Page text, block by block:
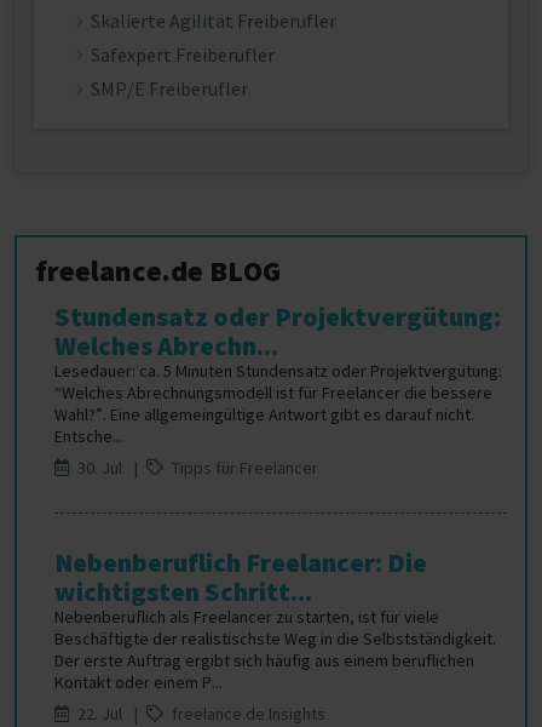
Skalierte Agilität Freiberufler
Safexpert Freiberufler
SMP/E Freiberufler
freelance.de BLOG
Stundensatz oder Projektvergütung:
Welches Abrechn...
Lesedauer: ca. 5 Minuten Stundensatz oder Projektvergütung:
“Welches Abrechnungsmodell ist für Freelancer die bessere
Wahl?”. Eine allgemeingültige Antwort gibt es darauf nicht.
Entsche...
30. Jul |
Tipps für Freelancer
Nebenberuflich Freelancer: Die
wichtigsten Schritt...
Nebenberuflich als Freelancer zu starten, ist für viele
Beschäftigte der realistischste Weg in die Selbstständigkeit.
Der erste Auftrag ergibt sich häufig aus einem beruflichen
Kontakt oder einem P...
22. Jul |
freelance.de Insights